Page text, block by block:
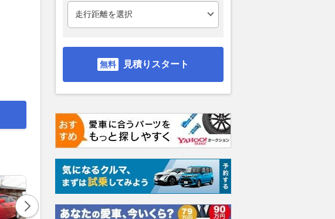
見積りスタート